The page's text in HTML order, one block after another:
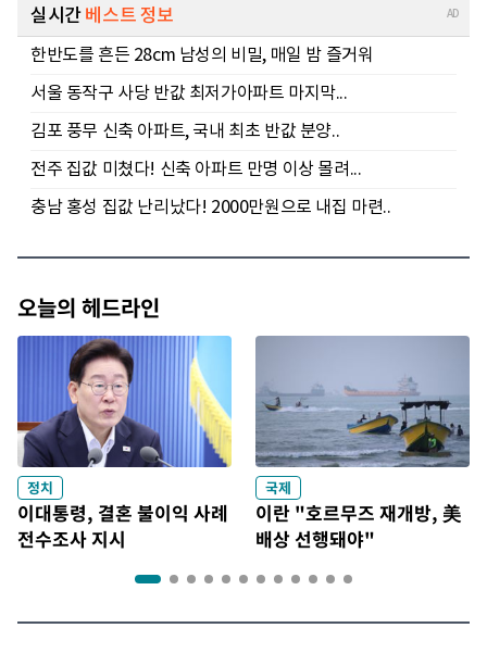
오늘의 헤드라인
정치
이대통령, 결혼 불이익 사례
전수조사 지시
국제
이란 "호르무즈 재개방, 美
배상 선행돼야"